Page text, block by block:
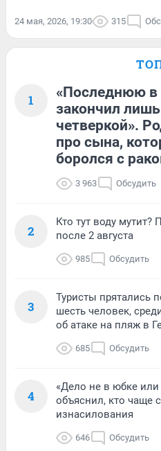
24 мая, 2026, 19:30 315
1
«Последнюю в
закончил
четверкой».
про сына,
боролся с
3 963 Обсудить
2
Кто тут воду мутит?
после 2 августа
985 Обсудить
3
Туристы прятались
шесть человек,
об атаке на пляж в
685 Обсудить
4
«Дело не в юбке
объяснил, кто чаще
изнасилования
646 Обсудить